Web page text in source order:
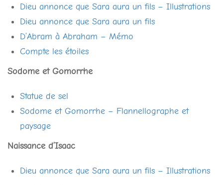
Dieu annonce que Sara aura un fils – Illustrations
Dieu annonce que Sara aura un fils
D’Abram à Abraham – Mémo
Compte les étoiles
Sodome et Gomorrhe
Statue de sel
Sodome et Gomorrhe – Flannellographe et
paysage
Naissance d’Isaac
Dieu annonce que Sara aura un fils – Illustrations